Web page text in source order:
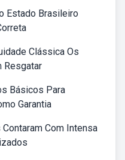
Estado Brasileiro
Clássica Os
Resgatar
Básicos Para
Garantia
Com Intensa